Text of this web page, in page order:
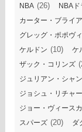
NBA (26) NBA
カーター・ブライ
グレッグ・ポポヴ
ケルドン (10) ケ
ザック・コリンズ
ジュリアン・シャ
ジョシュ・リチャ
ジョー・ヴィース
スパーズ (20) ダ